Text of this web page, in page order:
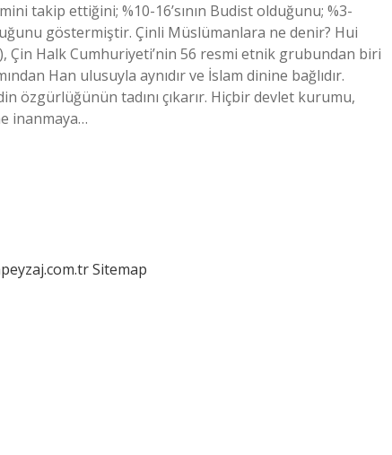
takip ettiğini; %10-16’sının Budist olduğunu; %3-
göstermiştir. Çinli Müslümanlara ne denir? Hui
Han ulusuyla aynıdır ve İslam dinine bağlıdır.
özgürlüğünün tadını çıkarır. Hiçbir devlet kurumu,
inanmaya…
Sitemap